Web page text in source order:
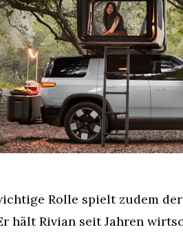
Rolle spielt zudem der